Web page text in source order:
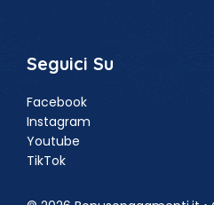
Seguici Su
Facebook
Instagram
Youtube
TikTok